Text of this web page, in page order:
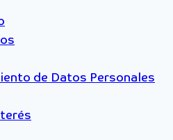
de Datos Personales